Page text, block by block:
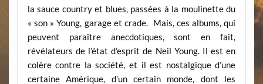
la sauce country et blues, passées à la moulinette du
« son » Young, garage et crade. Mais, ces albums, qui
peuvent paraître anecdotiques, sont en fait,
révélateurs de l’état d’esprit de Neil Young. Il est en
colère contre la société, et il est nostalgique d’une
certaine Amérique, d’un certain monde, dont les